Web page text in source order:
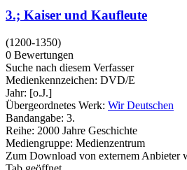
3.; Kaiser und Kaufleute
(1200-1350)
0 Bewertungen
Suche nach diesem Verfasser
Medienkennzeichen: DVD/E
Jahr: [o.J.]
Übergeordnetes Werk: Wir Deutschen
Bandangabe: 3.
Reihe: 2000 Jahre Geschichte
Mediengruppe: Medienzentrum
Zum Download von externem Anbieter